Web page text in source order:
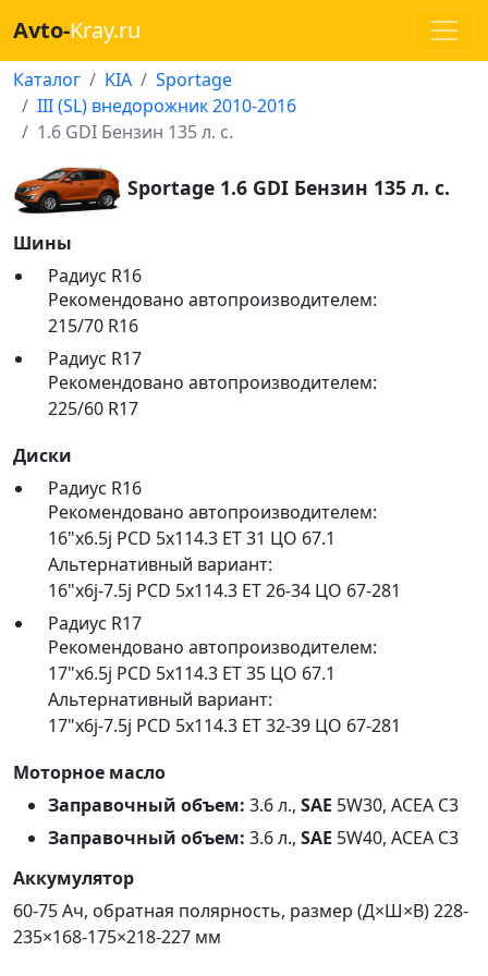
Avto-Kray.ru
Каталог KIA
Sportage
III (SL) внедорожник 2010-2016
1.6 GDI Бензин 135 л. с.
Sportage 1.6 GDI Бензин 135 л. с.
Шины
Радиус R16
Рекомендовано автопроизводителем:
215/70 R16
Радиус R17
Рекомендовано автопроизводителем:
225/60 R17
Диски
Радиус R16
Рекомендовано автопроизводителем:
16"x6.5j PCD 5x114.3 ET 31 ЦО 67.1
Альтернативный вариант:
16"x6j-7.5j PCD 5x114.3 ET 26-34 ЦО 67-281
Радиус R17
Рекомендовано автопроизводителем:
17"x6.5j PCD 5x114.3 ET 35 ЦО 67.1
Альтернативный вариант:
17"x6j-7.5j PCD 5x114.3 ET 32-39 ЦО 67-281
Моторное масло
Заправочный объем: 3.6 л., SAE 5W30, ACEA C3
Заправочный объем: 3.6 л., SAE 5W40, ACEA C3
Аккумулятор
60-75 Ач, обратная полярность, размер (Д×Ш×В) 228-
235×168-175×218-227 мм